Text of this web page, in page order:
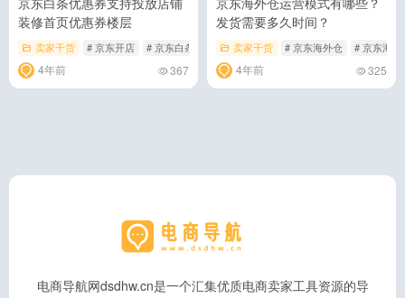
装修首页优惠券楼层
卖家干货 # 京东开店 # 京东白条 # 京东运营
4年前 367
发货需要多久时间？
卖家干货 # 京东海外仓 # 京东海
4年前 325
电商导航网dsdhw.cn是一个汇集优质电商卖家工具资源的导